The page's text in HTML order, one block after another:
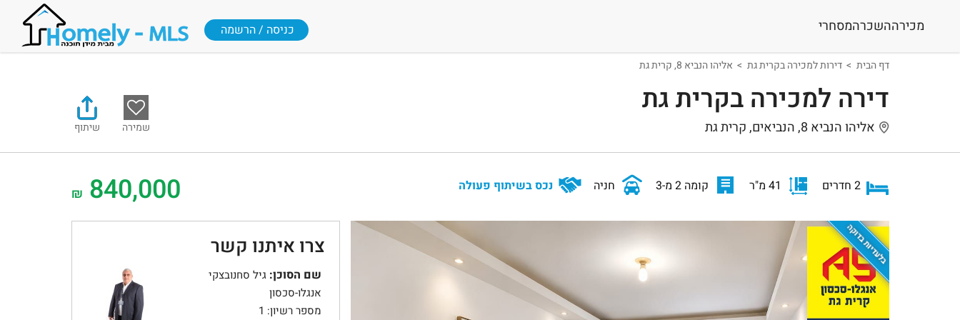
מכירההשכרהמסחרי כניסה / הרשמה
דף הבית דירות למכירה בקרית גת אליהו הנביא 8, קרית גת
דירה למכירה בקרית גת
אליהו הנביא 8, הנביאים, קרית גת שמירה שיתוף
840,000
₪ 2 חדרים 41 מ"ר קומה 2 מ-3 חניה נכס בשיתוף פעולה
צרו איתנו קשר
שם הסוכן: גיל סחנובצקי
אנגלו-סכסון
מספר רשיון: 1
בלעדיות בדוקה